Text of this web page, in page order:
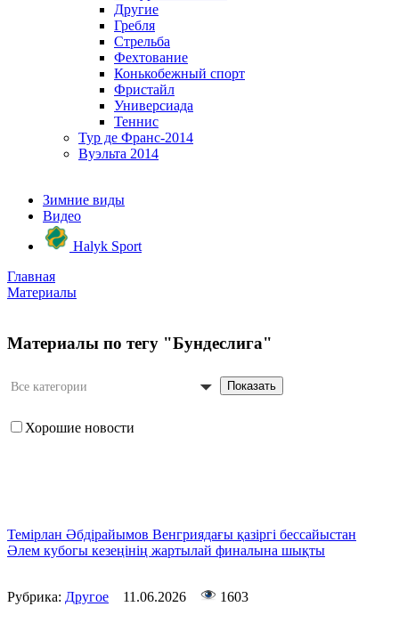
Другие
Гребля
Стрельба
Фехтование
Конькобежный спорт
Фристайл
Универсиада
Теннис
Тур де Франс-2014
Вуэльта 2014
Зимние виды
Видео
Halyk Sport
Главная
Материалы
Материалы по тегу "Бундеслига"
Все категории Показать
Хорошие новости
Темірлан Әбдірайымов Венгриядағы қазіргі бессайыстан
Әлем кубогы кезеңінің жартылай финалына шықты
Рубрика: Другое 11.06.2026 1603